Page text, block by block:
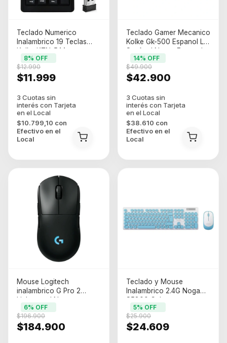
Teclado Numerico
Inalambrico 19 Teclas
Kolke KTN-544
$11.999
$12.990
8% OFF
$10.799,10 con
Efectivo en el
Local
Teclado Gamer Mecanico
Kolke Gk-500 Espanol Lat
Sw Azul Negro Espanol
De Latinoamerica
$42.900
$49.900
14% OFF
$38.610 con
Efectivo en el
Local
Mouse Logitech
inalambrico G Pro 2
Lightspeed Negro
(LOG910-007294)
$184.900
$196.900
6% OFF
Teclado y Mouse
Inalambrico 2.4G Noga
S5800 Celeste
(NGS5800CL)
$24.609
$25.900
5% OFF